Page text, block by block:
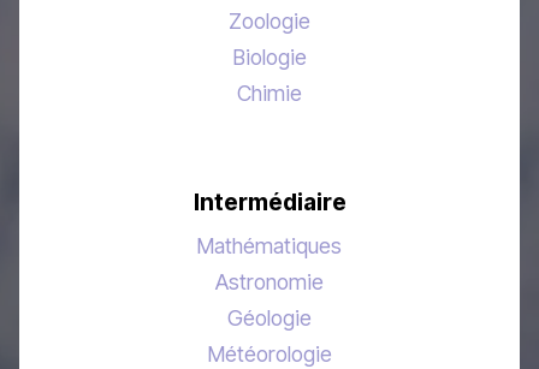
Zoologie
Biologie
Chimie
Intermédiaire
Mathématiques
Astronomie
Géologie
Météorologie